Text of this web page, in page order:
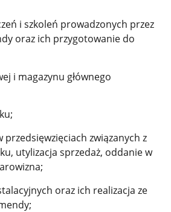
i szkoleń prowadzonych przez
oraz ich przygotowanie do
i magazynu głównego
związanych z
utylizacjasprzedaż, oddanie w
;
oraz ich realizacja ze